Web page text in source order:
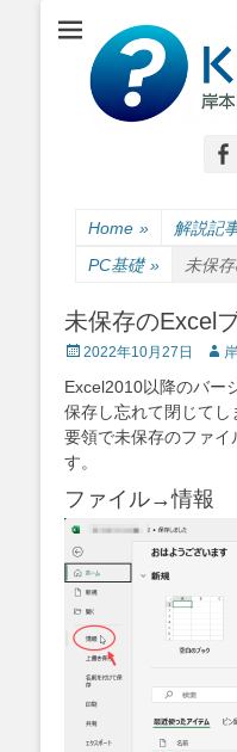
小さな会社・小さな
Home » 解説記
PC基礎 » 未保
未保存のExcel
Posted
2022年10月27日
Excel2010以降のバー
保存し忘れて閉じて
要領で未保存のファイ
す。
ファイル→情報